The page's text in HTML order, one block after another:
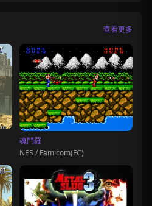
查看更多
魂鬥羅
NES / Famicom(FC)